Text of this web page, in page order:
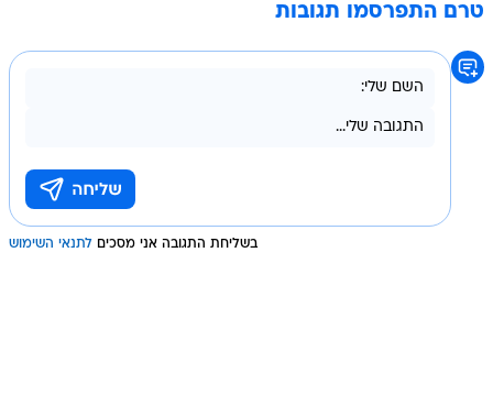
טרם התפרסמו תגובות
בשליחת התגובה אני מסכים לתנאי השימוש